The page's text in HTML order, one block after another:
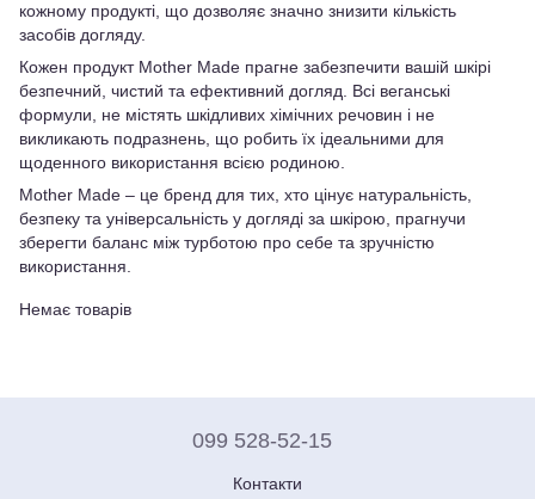
кожному продукті, що дозволяє значно знизити кількість
засобів догляду.
Кожен продукт Mother Made прагне забезпечити вашій шкірі
безпечний, чистий та ефективний догляд. Всі веганські
формули, не містять шкідливих хімічних речовин і не
викликають подразнень, що робить їх ідеальними для
щоденного використання всією родиною.
Mother Made – це бренд для тих, хто цінує натуральність,
безпеку та універсальність у догляді за шкірою, прагнучи
зберегти баланс між турботою про себе та зручністю
використання.
Немає товарів
099 528-52-15
Контакти